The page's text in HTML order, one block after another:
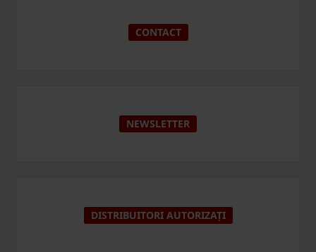
CONTACT
NEWSLETTER
DISTRIBUITORI AUTORIZAȚI